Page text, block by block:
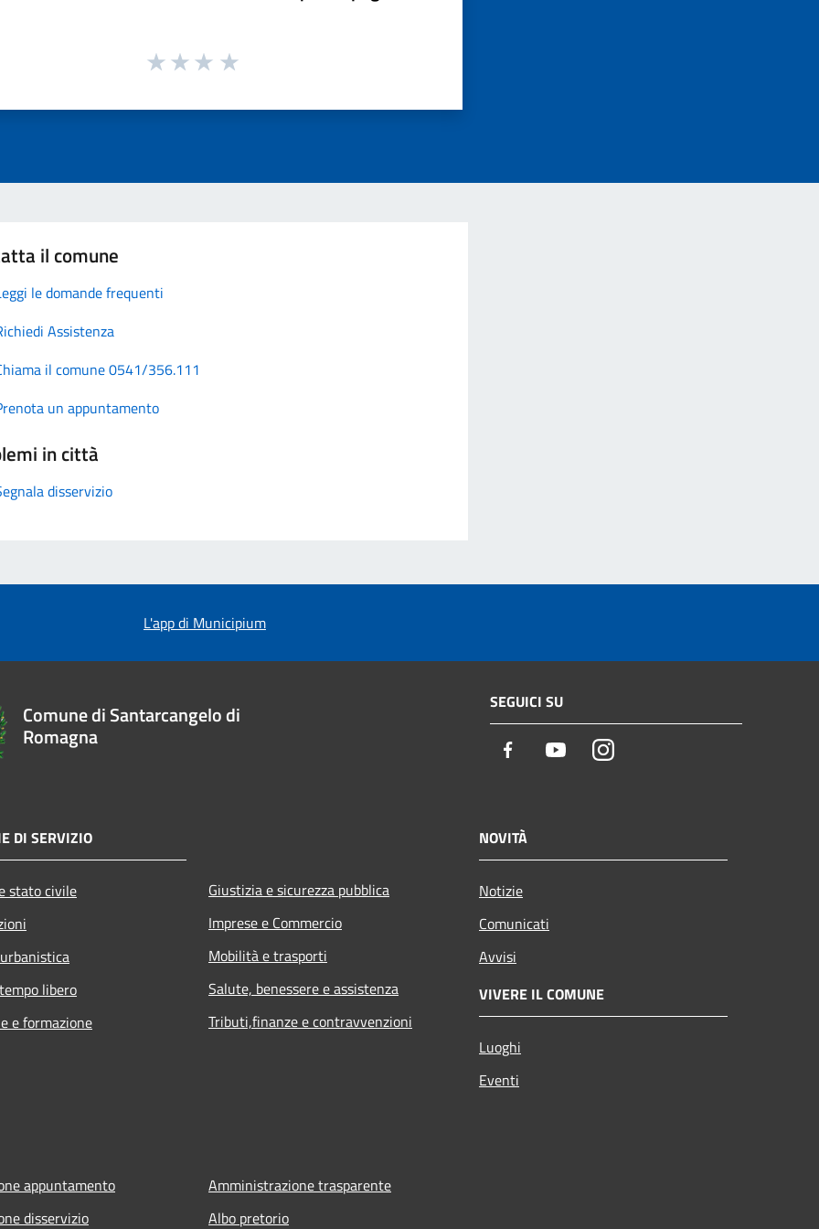
il comune
le domande frequenti
Assistenza
il comune 0541/356.111
un appuntamento
in città
disservizio
L'app di Municipium
Comune di Santarcangelo di
Romagna
SEGUICI SU
Facebook YoutubeInstagram
DI SERVIZIO
stato civile
libero
e formazione
Giustizia e sicurezza pubblica
Imprese e Commercio
Mobilità e trasporti
Salute, benessere e assistenza
Tributi,finanze e contravvenzioni
NOVITÀ
Notizie
Comunicati
Avvisi
VIVERE IL COMUNE
Luoghi
Eventi
appuntamento
disservizio
Amministrazione trasparente
Albo pretorio